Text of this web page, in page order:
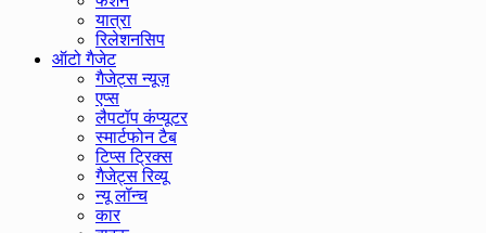
यात्रा
रिलेशनसिप
ऑटो गैजेट
गैजेट्स न्यूज़
एप्स
लैपटॉप कंप्यूटर
स्मार्टफोन टैब
टिप्स ट्रिक्स
गैजेट्स रिव्यू
न्यू लॉन्च
कार